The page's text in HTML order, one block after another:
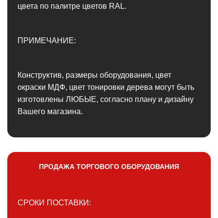
цвета по палитре цветов RAL.
ПРИМЕЧАНИЕ:
Конструктив, размеры оборудования, цвет
окраски МДФ, цвет тонировки дерева могут быть
изготовлены ЛЮБЫЕ, согласно плану и дизайну
Вашего магазина.
ПРОДАЖА ТОРГОВОГО ОБОРУДОВАНИЯ
СРОКИ ПОСТАВКИ: